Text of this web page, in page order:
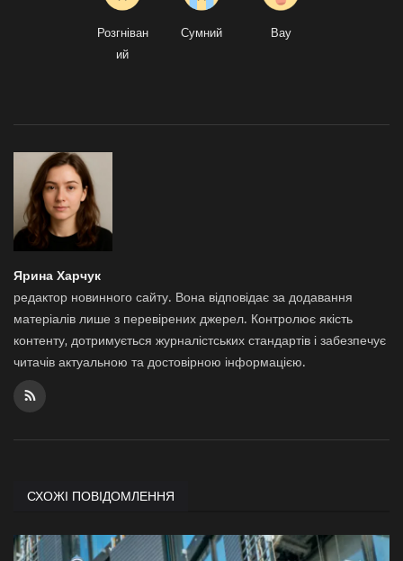
Розгніван
ий
Сумний Вау
Ярина Харчук
редактор новинного сайту. Вона відповідає за додавання
матеріалів лише з перевірених джерел. Контролює якість
контенту, дотримується журналістських стандартів і забезпечує
читачів актуальною та достовірною інформацією.
СХОЖІ ПОВІДОМЛЕННЯ